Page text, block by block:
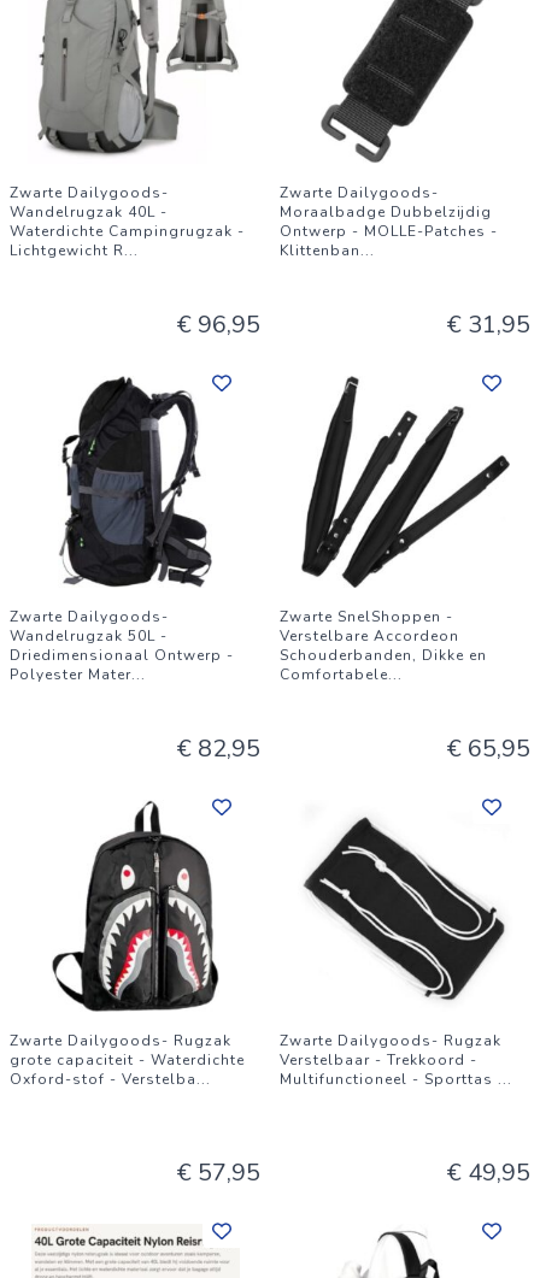
Zwarte Dailygoods-
Wandelrugzak 40L -
Waterdichte Campingrugzak -
Lichtgewicht R...
€ 96,95
Zwarte Dailygoods-
Moraalbadge Dubbelzijdig
Ontwerp - MOLLE-Patches -
Klittenban...
€ 31,95
Zwarte Dailygoods-
Wandelrugzak 50L -
Driedimensionaal Ontwerp -
Polyester Mater...
€ 82,95
Zwarte SnelShoppen -
Verstelbare Accordeon
Schouderbanden, Dikke en
Comfortabele...
€ 65,95
Zwarte Dailygoods- Rugzak
grote capaciteit - Waterdichte
Oxford-stof - Verstelba...
€ 57,95
Zwarte Dailygoods- Rugzak
Verstelbaar - Trekkoord -
Multifunctioneel - Sporttas ...
€ 49,95